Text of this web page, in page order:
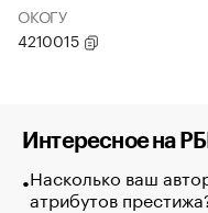
ОКОГУ
4210015
Интересное на
Насколько ваш
атрибутов